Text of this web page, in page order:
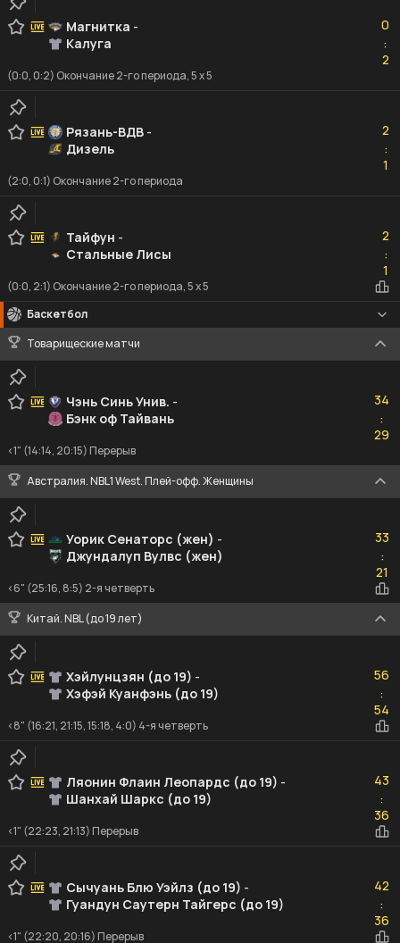
Магнитка -
Калуга
0
:2
2
(0:0, 0:2) Окончание 2-го периода, 5 x 5
Рязань-ВДВ -
Дизель
2
:1
1
(2:0, 0:1) Окончание 2-го периода
Тайфун -
Стальные Лисы
2
:1
1
(0:0, 2:1) Окончание 2-го периода, 5 x 5
Баскетбол
Товарищеские матчи
Чэнь Синь Унив. -
Бэнк оф Тайвань
34
:29
29
<1" (14:14, 20:15) Перерыв
Австралия. NBL1 West. Плей-офф. Женщины
Уорик Сенаторс (жен) -
Джундалуп Вулвс (жен)
33
:21
21
<6" (25:16, 8:5) 2-я четверть
Китай. NBL (до 19 лет)
Хэйлунцзян (до 19) -
Хэфэй Куанфэнь (до 19)
56
:54
54
<8" (16:21, 21:15, 15:18, 4:0) 4-я четверть
Ляонин Флаин Леопардс (до 19) -
Шанхай Шаркс (до 19)
43
:36
36
<1" (22:23, 21:13) Перерыв
Сычуань Блю Уэйлз (до 19) -
Гуандун Саутерн Тайгерс (до 19)
42
:36
36
<1" (22:20, 20:16) Перерыв